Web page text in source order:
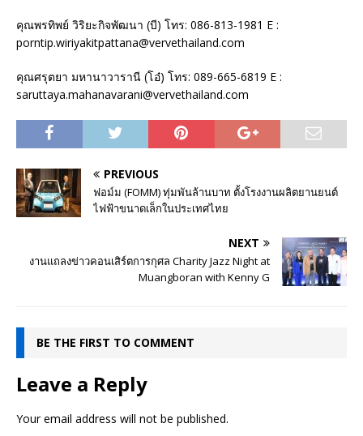
คุณพรทิพย์ วิริยะกิจพัฒนา (บี) โทร: 086-813-1981 E :
porntip.wiriyakitpattana@vervethailand.com
คุณศรุตยา มหานาวารานี (โอ๋) โทร: 089-665-6819 E :
saruttaya.mahanavarani@vervethailand.com
PREVIOUS
ฟอม์ม (FOMM) ทุ่มพันล้านบาท ตั้งโรงงานผลิตยานยนต์
ไฟฟ้าขนาดเล็กในประเทศไทย
NEXT
งานแถลงข่าวคอนเสิร์ตการกุศล Charity Jazz Night at
Muangboran with Kenny G
BE THE FIRST TO COMMENT
Leave a Reply
Your email address will not be published.